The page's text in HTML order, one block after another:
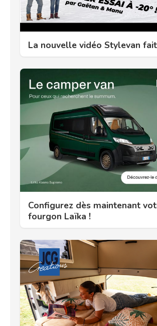
La nouvelle vidéo Stylevan
Configurez dès maintenant
fourgon Laïka !